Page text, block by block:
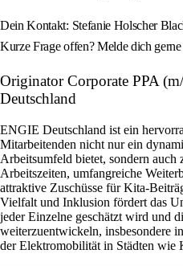
Dein Kontakt: Stefanie Holscher
Kurze Frage offen? Melde dich
Originator Corporate PPA
Deutschland
ENGIE Deutschland ist ein
Mitarbeitenden nicht nur ein
Arbeitsumfeld bietet, sondern
Arbeitszeiten, umfangreiche
attraktive Zuschüsse für Kita-
Vielfalt und Inklusion fördert das
jeder Einzelne geschätzt wird und
weiterzuentwickeln, insbesondere
der Elektromobilität in Städten wie